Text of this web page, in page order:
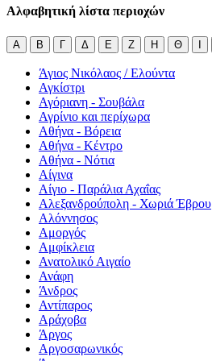
Αλφαβητική λίστα περιοχών
Α Β Γ Δ Ε Ζ Η Θ Ι
Άγιος Νικόλαος / Ελούντα
Αγκίστρι
Αγόριανη - Σουβάλα
Αγρίνιο και περίχωρα
Αθήνα - Βόρεια
Αθήνα - Κέντρο
Αθήνα - Νότια
Αίγινα
Αίγιο - Παράλια Αχαΐας
Αλεξανδρούπολη - Χωριά Έβρου
Αλόννησος
Αμοργός
Αμφίκλεια
Ανατολικό Αιγαίο
Ανάφη
Άνδρος
Αντίπαρος
Αράχοβα
Άργος
Αργοσαρωνικός